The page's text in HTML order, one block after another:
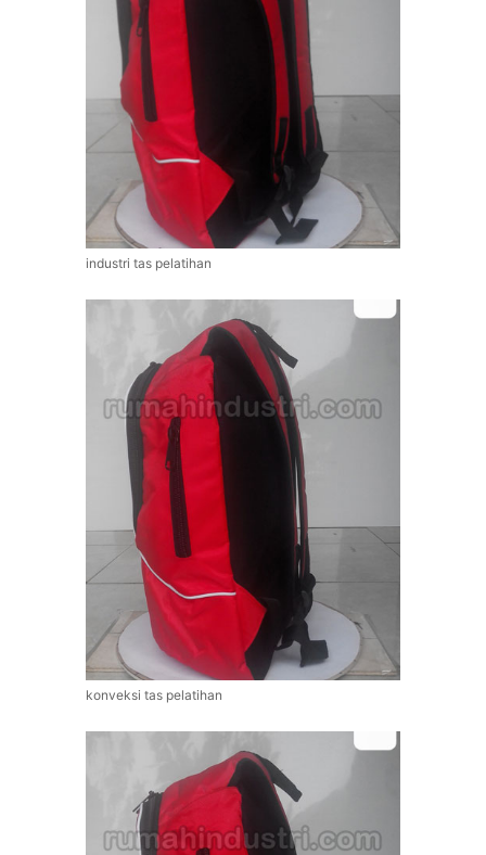
industri tas pelatihan
konveksi tas pelatihan